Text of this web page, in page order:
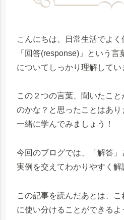
こんにちは、日常生活でよ
「回答(response)」という
についてしっかり理解してい
この２つの言葉、聞いたこと
のかな？と思ったことはあり
一緒に学んでみましょう！
今回のブログでは、「解答」
実例を交えてわかりやすく解
この記事を読んだあとは、
に使い分けることができるよ